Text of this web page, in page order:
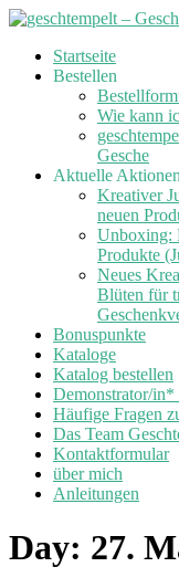
Skip
Startseite
Bestellen
Wie kann
Gesche
Aktuelle Aktionen
Kreativer
neuen
Unboxing:
Produkte
Neues
Blüten für
Bonuspunkte
Kataloge
Katalog bestellen
Demonstrator/in*
Häufige Fragen
Das Team
Kontaktformular
über mich
Anleitungen
Day: 27.